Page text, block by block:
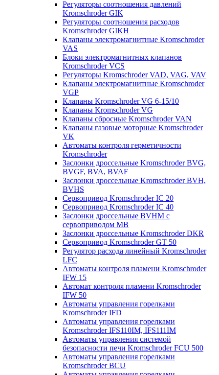
Регуляторы соотношения давлений
Kromschroder GIK
Регуляторы соотношения расходов
Kromschroder GIKH
Клапаны электромагнитные Kromschroder
VAS
Блоки электромагнитных клапанов
Kromschroder VCS
Регуляторы Kromschroder VAD, VAG, VAV
Клапаны электромагнитные Kromschroder
VGP
Клапаны Kromschroder VG 6-15/10
Клапаны Kromschroder VG
Клапаны сбросные Kromschroder VAN
Клапаны газовые моторные Kromschroder
VK
Автоматы контроля герметичности
Kromschroder
Заслонки дроссельные Kromschroder BVG,
BVGF, BVA, BVAF
Заслонки дроссельные Kromschroder BVH,
BVHS
Сервопривод Kromschroder IC 20
Сервопривод Kromschroder IC 40
Заслонки дроссельные BVHM с
сервоприводом МВ
Заслонки дроссельные Kromschroder DKR
Cервопривод Kromschroder GT 50
Регулятор расхода линейный Kromschroder
LFC
Автоматы контроля пламени Kromschroder
IFW 15
Автомат контроля пламени Kromschroder
IFW 50
Автоматы управления горелками
Kromschroder IFD
Автоматы управления горелками
Kromschroder IFS110IM, IFS111IM
Автоматы управления системой
безопасности печи Kromschroder FCU 500
Автоматы управления горелками
Kromschroder BCU